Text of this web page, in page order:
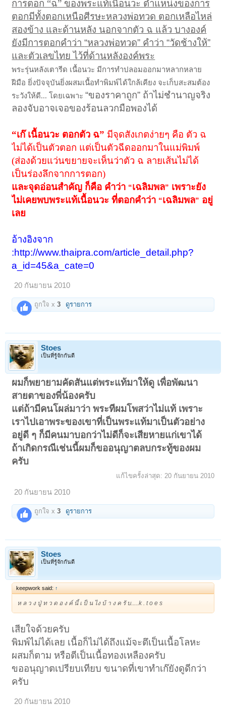
การตอก “ฉ” ของพระแท้เนื้อนวะ ตำแหน่งของการ
ตอกมีทั้งตอกเหนือศีรษะหลวงพ่อทวด ตอกเหลือไหล่
สองข้าง และด้านหลัง นอกจากตัว ฉ แล้ว บางองค์
ยังมีการตอกคำว่า“หลวงพ่อทวด” คำว่า“วัดช้างให้”
และตัวเลขไทย ไว้ที่ด้านหลังองค์พระ
พระรุ่นหลังเตารีด เนื้อนวะ มีการทำปลอมออกมาหลากหลาย
ฝีมือ ยิ่งปัจจุบันยิ่งผสมเนื้อทำพิมพ์ได้ใกล้เคียง จะเก็บสะสมต้อง
ระวังให้ดี... โดยเฉพาะ“ของราคาถูก” ถ้าไม่ชำนาญจริง
ลองจับอาจเจอของร้อนลวกมือพองได้
“เก๊ เนื้อนวะ ตอกตัว ฉ” มีจุดสังเกตง่ายๆ คือ ตัว ฉ
ไม่ได้เป็นตัวตอก แต่เป็นตัวฉีดออกมาในแม่พิมพ์
(ส่องด้วยแว่นขยายจะเห็นว่าตัว ฉ ลายเส้นไม่ได้
เป็นร่องลึกจากการตอก)
และจุดอ่อนสำคัญ ก็คือ คำว่า “เฉลิมพล” เพราะยัง
ไม่เคยพบพระแท้เนื้อนวะ ที่ตอกคำว่า “เฉลิมพล” อยู่
เลย
อ้างอิงจาก
:http://www.thaipra.com/article_detail.php?
a_id=45&a_cate=0
20 กันยายน 2010
ถูกใจ x3 ดูรายการ
Stoes
เป็นที่รู้จักกันดี
ผมก็พยายามคัดสันแต่พระแท้มาให้ดู เพื่อพัฒนา
สายตาของพี่น้องครับ
แต่ถ้ามีคนโผล่มาว่า พระทีผมโพสว่าไม่แท้ เพราะ
เราไปเอาพระของเขาที่เป็นพระแท้มาเป็นตัวอย่าง
อยู่ดี ๆ ก็มีคนมาบอกว่าไม่ดีก็จะเสียหายแก่เขาได้
ถ้าเกิดกรณีเช่นนี้ผมก็ขออนุญาตลบกระทู้ของผม
ครับ
แก้ไขครั้งล่าสุด: 20 กันยายน 2010
20 กันยายน 2010
ถูกใจ x3 ดูรายการ
Stoes
เป็นที่รู้จักกันดี
keepwork said: ↑
ห ล ว ง ปู่ ท ว ด อ ง ค์ นี้ เ ป็ น ไง บ้ า ง ค รั บ.....k . t o e s
เสียใจด้วยครับ
พิมพ์ไม่ได้เลย เนื้อก็ไม่ได้ถึงแม้จะตึเป็นเนื้อโลหะ
ผสมก็ตาม หรือตีเป็นเนื้อทองเหลืองครับ
ขออนุญาตเปรียบเทียบ ขนาดที่เขาทำเก๊ยังดูดีกว่า
ครับ
20 กันยายน 2010